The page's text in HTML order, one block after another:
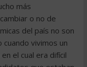
más
o no de
del país no son
cuando vivimos un
el cual era difícil